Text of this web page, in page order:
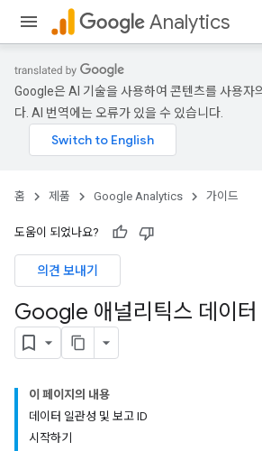
Analytics
Google은 AI 기술을 사용하여 콘텐츠를 사용자
다. AI 번역에는 오류가 있을 수 있습니다.
홈 제품 Google Analytics 가이드
도움이 되었나요?
의견 보내기
Google 애널리틱스 데이터
이 페이지의 내용
데이터 일관성 및 보고 ID
시작하기